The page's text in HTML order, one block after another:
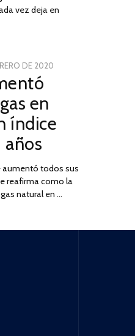
2022
vez deja en
03
DE 2020
2025
en
índice
años
aumentó todos sus
reafirma como la
natural en …